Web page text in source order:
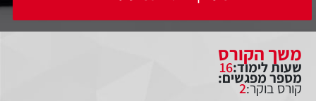
משך הקורס
שעות לימוד:16
מספר מפגשים:
קורס בוקר:2